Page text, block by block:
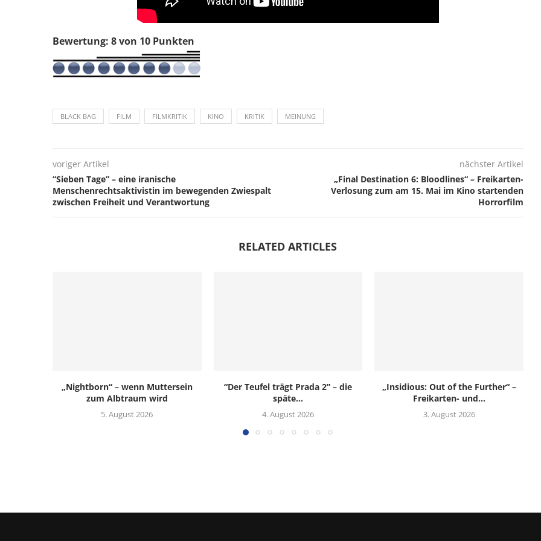
Bewertung: 8 von 10 Punkten
BLACK BAG FILM FILMKRITIK KINO KRITIK MEINUNG
voriger Artikel
“Sieben Tage” – eine iranische
Menschenrechtsaktivistin im bewegenden Zwiespalt
zwischen Freiheit und Verantwortung
nächster Artikel
„Final Destination 6: Bloodlines“ – Freikarten-
Verlosung zum am 15. Mai im Kino startenden
Horrorfilm
RELATED ARTICLES
„Nightborn“ – wenn Muttersein
zum Albtraum wird
5. August 2026
“Der Teufel trägt Prada 2” – die
späte...
4. August 2026
„Insidious: Out of the Further“ –
Freikarten- und...
3. August 2026